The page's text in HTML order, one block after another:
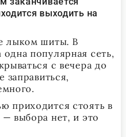
выходить на
лыком шиты. В
популярная сеть,
с вечера до
заправиться,
приходится стоять в
выбора нет, и это